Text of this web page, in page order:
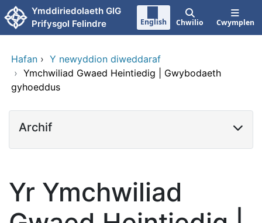
Neidio i'r prif gynnwy
Ymddiriedolaeth GIG
Prifysgol Felindre
English Chwilio Cwymplen
Hafan › Y newyddion diweddaraf
› Ymchwiliad Gwaed Heintiedig | Gwybodaeth
gyhoeddus
Archif
Yr Ymchwiliad